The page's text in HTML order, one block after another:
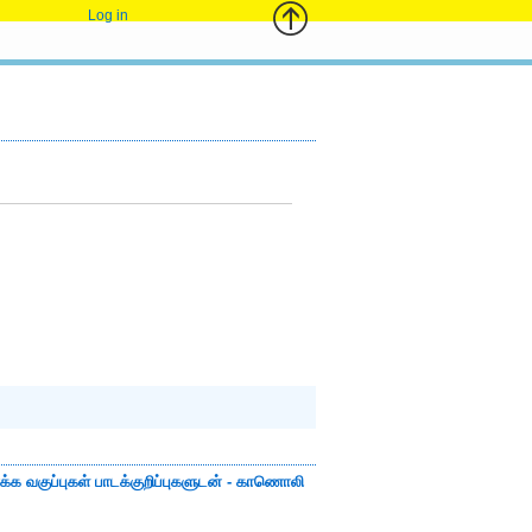
Log in
வகுப்புகள் பாடக்குறிப்புகளுடன் - காணொலி